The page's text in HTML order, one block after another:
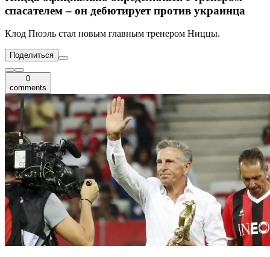
спасателем – он дебютирует против украинца
Клод Пюэль стал новым главным тренером Ниццы.
Поделиться
0
comments